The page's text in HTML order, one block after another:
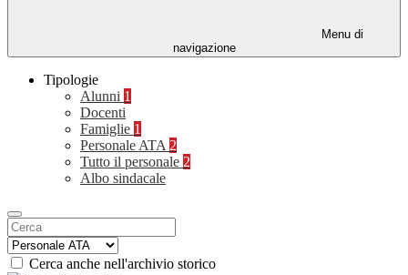
Menu di
navigazione
Tipologie
Alunni 1
Docenti
Famiglie 1
Personale ATA 2
Tutto il personale 2
Albo sindacale
Cerca anche nell'archivio storico